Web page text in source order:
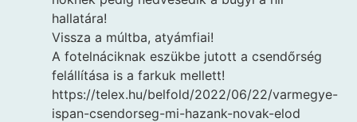
hallatára!
Vissza a múltba, atyámfiai!
A fotelnáciknak eszükbe jutott a csendőrség
felállítása is a farkuk mellett!
https://telex.hu/belfold/2022/06/22/varmegye-
ispan-csendorseg-mi-hazank-novak-elod